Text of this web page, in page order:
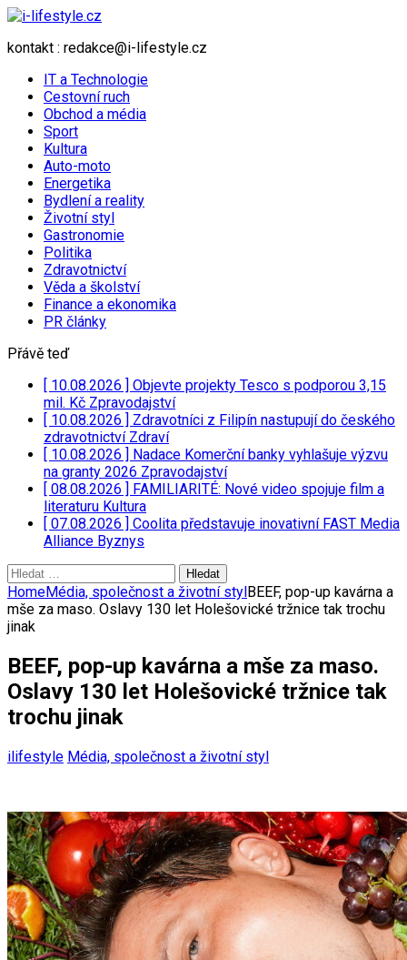
kontakt : redakce@i-lifestyle.cz
IT a Technologie
Cestovní ruch
Obchod a média
Sport
Kultura
Auto-moto
Energetika
Bydlení a reality
Životní styl
Gastronomie
Politika
Zdravotnictví
Věda a školství
Finance a ekonomika
PR články
Přávě teď
[ 10.08.2026 ] Objevte projekty Tesco s podporou 3,15
mil. Kč Zpravodajství
[ 10.08.2026 ] Zdravotníci z Filipín nastupují do českého
zdravotnictví Zdraví
[ 10.08.2026 ] Nadace Komerční banky vyhlašuje výzvu
na granty 2026 Zpravodajství
[ 08.08.2026 ] FAMILIARITÉ: Nové video spojuje film a
literaturu Kultura
[ 07.08.2026 ] Coolita představuje inovativní FAST Media
Alliance Byznys
Vyhledávání
HomeMédia, společnost a životní stylBEEF, pop-up kavárna a
mše za maso. Oslavy 130 let Holešovické tržnice tak trochu
jinak
BEEF, pop-up kavárna a mše za maso.
Oslavy 130 let Holešovické tržnice tak
trochu jinak
ilifestyle Média, společnost a životní styl